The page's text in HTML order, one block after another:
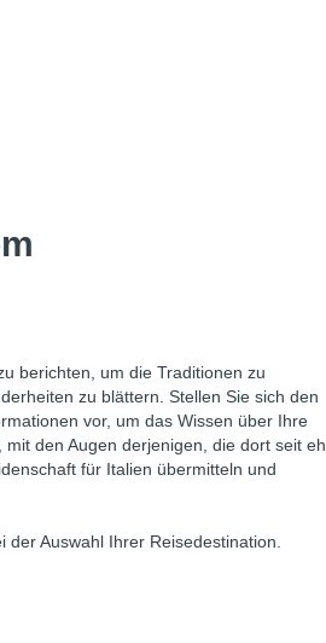
berichten, um die Traditionen zu
zu blättern. Stellen Sie sich den
vor, um das Wissen über Ihre
den Augen derjenigen, die dort seit eh
für Italien übermitteln und
Auswahl Ihrer Reisedestination.